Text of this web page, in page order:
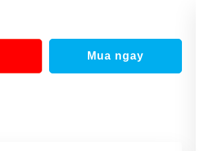
Mua ngay